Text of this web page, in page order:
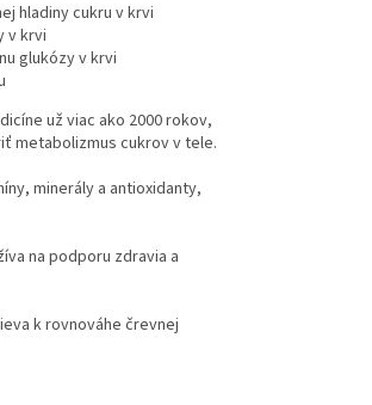
hladiny cukru v krvi
v krvi
glukózy v krvi
už viac ako 2000 rokov,
metabolizmus cukrov v tele.
minerály a antioxidanty,
na podporu zdravia a
k rovnováhe črevnej